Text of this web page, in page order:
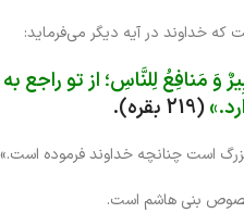
که خداوند در آیه دیگر می‌فرماید:
وَ مَنافِعُ لِلنَّاسِ‏؛ از تو راجع
(219 بقره)‌.
است چنانچه خداوند فرموده است.»
بنى هاشم است.